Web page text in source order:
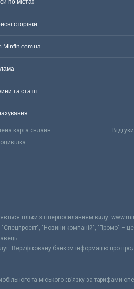
по містах
сторінки
Minfin.com.ua
та статті
карта онлайн
тільки з гіперпосиланням виду:
"Новини компаній", "Промо" –
Верифіковану банком інформацію про
та міського зв’язку за тарифами